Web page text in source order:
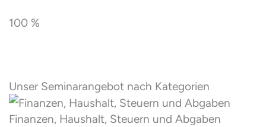
100 %
Unser Seminarangebot nach Kategorien
Finanzen, Haushalt, Steuern und Abgaben